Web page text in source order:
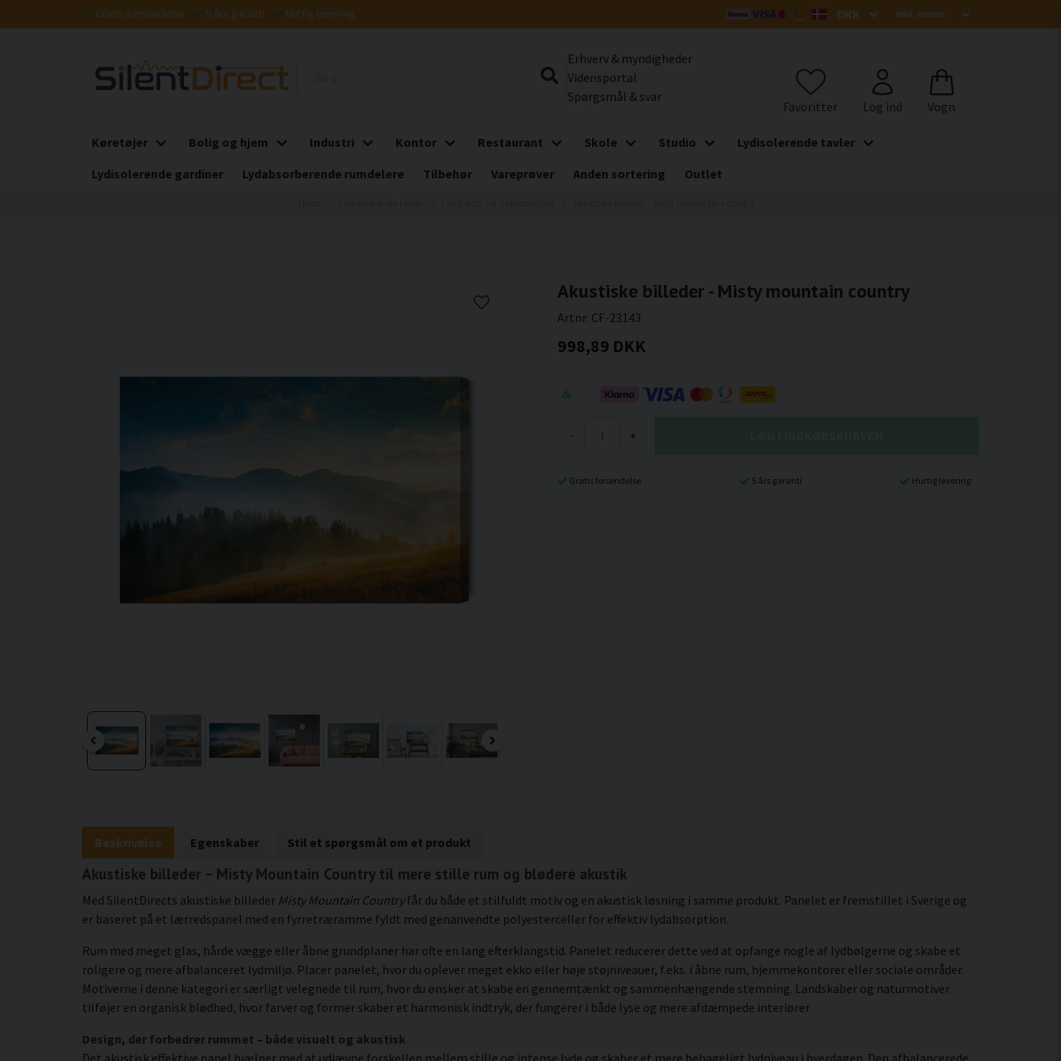
Gratis forsendelse 5 års garanti Hurtig levering
Erhverv & myndigheder
Vidensportal
Spørgsmål & svar
Køretøjer Bolig og hjem Industri Kontor Restaurant Skole Studio
Lydisolerende tavler
Lydisolerende gardiner
Lydabsorberende rumdelere Tilbehør Vareprøver Anden sortering Outlet
Akustiske billeder - Misty mountain country
Artnr: CF-23143
998,89 DKK
- +
Gratis forsendelse 5 års garanti Hurtig levering
Beskrivelse Egenskaber Stil et spørgsmål om et produkt
Akustiske billeder – Misty Mountain Country til mere stille rum og blødere akustik
Med SilentDirects akustiske billeder Misty Mountain Countryfår du både et stilfuldt motiv og en akustisk løsning i samme produkt. Panelet er fremstillet i Sverige og
er baseret på et lærredspanel med en fyrretræramme fyldt med genanvendte polyesterceller for effektiv lydabsorption.
Rum med meget glas, hårde vægge eller åbne grundplaner har ofte en lang efterklangstid. Panelet reducerer dette ved at opfange nogle af lydbølgerne og skabe et
roligere og mere afbalanceret lydmiljø. Placer panelet, hvor du oplever meget ekko eller høje støjniveauer, f.eks. i åbne rum, hjemmekontorer eller sociale områder.
Motiverne i denne kategori er særligt velegnede til rum, hvor du ønsker at skabe en gennemtænkt og sammenhængende stemning. Landskaber og naturmotiver
tilføjer en organisk blødhed, hvor farver og former skaber et harmonisk indtryk, der fungerer i både lyse og mere afdæmpede interiører.
Design, der forbedrer rummet – både visuelt og akustisk
Det akustisk effektive panel hjælper med at udjævne forskellen mellem stille og intense lyde og skaber et mere behageligt lydniveau i hverdagen. Den afbalancerede